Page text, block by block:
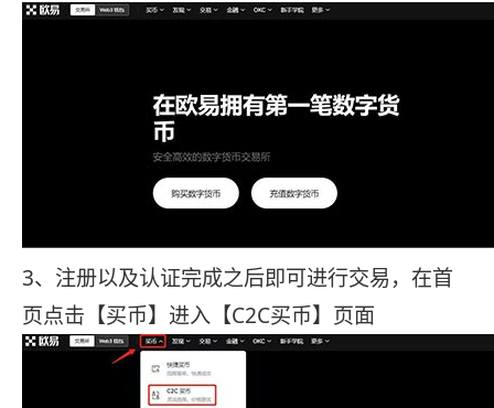
3、注册以及认证完成之后即可进行交易，在首
页点击【买币】进入【C2C买币】页面